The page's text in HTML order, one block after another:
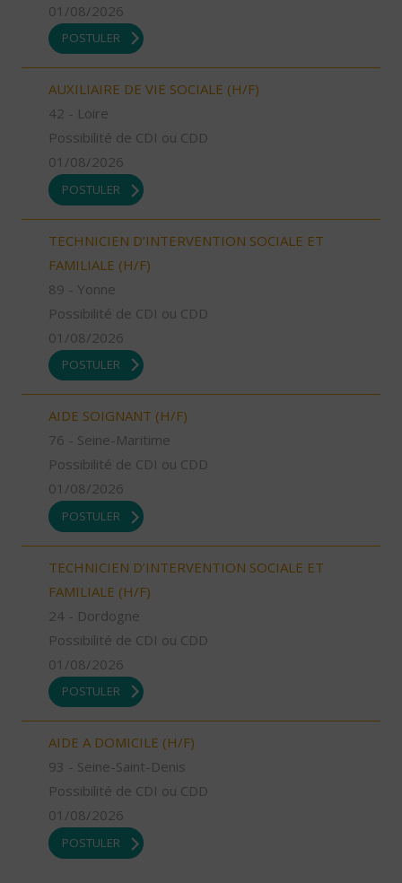
01/08/2026
POSTULER
AUXILIAIRE DE VIE SOCIALE (H/F)
42 - Loire
Possibilité de CDI ou CDD
01/08/2026
POSTULER
TECHNICIEN D’INTERVENTION SOCIALE ET
FAMILIALE (H/F)
89 - Yonne
Possibilité de CDI ou CDD
01/08/2026
POSTULER
AIDE SOIGNANT (H/F)
76 - Seine-Maritime
Possibilité de CDI ou CDD
01/08/2026
POSTULER
TECHNICIEN D’INTERVENTION SOCIALE ET
FAMILIALE (H/F)
24 - Dordogne
Possibilité de CDI ou CDD
01/08/2026
POSTULER
AIDE A DOMICILE (H/F)
93 - Seine-Saint-Denis
Possibilité de CDI ou CDD
01/08/2026
POSTULER